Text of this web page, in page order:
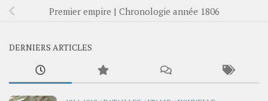
Premier empire | Chronologie année 1806
DERNIERS ARTICLES